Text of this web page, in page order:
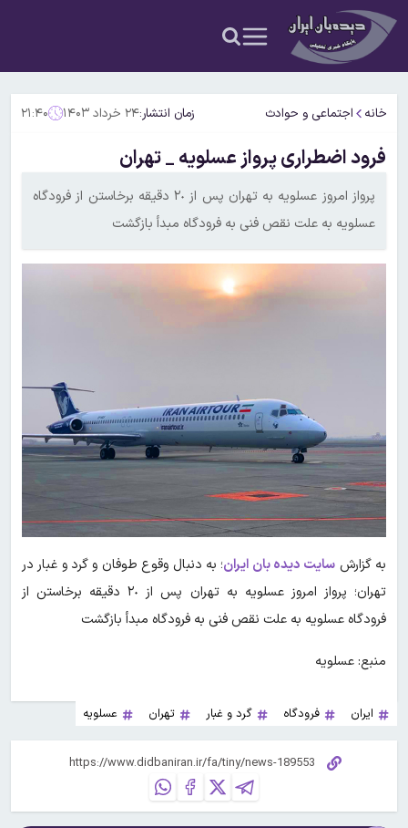
خانه اجتماعی و حوادث زمان انتشار:۲۴ خرداد ۱۴۰۳ ۲۱:۴۰
فرود اضطراری پرواز عسلویه _ تهران
پرواز امروز عسلویه به تهران پس از ٢٠ دقیقه برخاستن از فرودگاه
عسلویه به علت نقص فنی به فرودگاه مبدأ بازگشت
به گزارش سایت دیده بان ایران؛ به دنبال وقوع طوفان و گرد و غبار در
تهران؛ پرواز امروز عسلویه به تهران پس از ٢٠ دقیقه برخاستن از
فرودگاه عسلویه به علت نقص فنی به فرودگاه مبدأ بازگشت
منبع: عسلویه
ایران فرودگاه گرد و غبار تهران عسلویه